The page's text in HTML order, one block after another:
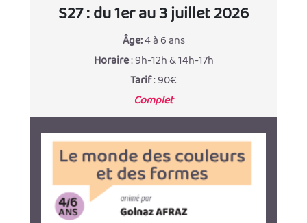
S27 : du 1er au 3 juillet 2026
Âge:4 à 6 ans
Horaire: 9h-12h & 14h-17h
Tarif: 90€
Complet